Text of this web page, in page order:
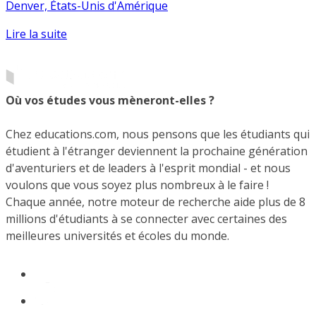
Denver, États-Unis d'Amérique
Lire la suite
Où vos études vous mèneront-elles ?
Chez educations.com, nous pensons que les étudiants qui
étudient à l'étranger deviennent la prochaine génération
d'aventuriers et de leaders à l'esprit mondial - et nous
voulons que vous soyez plus nombreux à le faire !
Chaque année, notre moteur de recherche aide plus de 8
millions d'étudiants à se connecter avec certaines des
meilleures universités et écoles du monde.